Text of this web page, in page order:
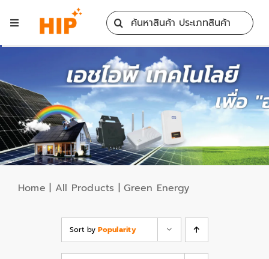
Toggle
Navigation
All Products
Training
Search
for:
Home | All Products |Green Energy
Sort byPopularity